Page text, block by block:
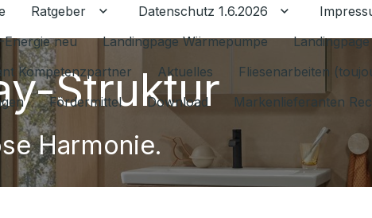
Ratgeber Untermenü für Ratgeber umschalten
Datenschutz 1.6.2026 Untermenü
Energie neu Landingpage Wärmepumpe
Kompetenzpartner
Aktuelles Fliesenarbeiten
Fördermittel Download Markenlieferanten
Struktur
Harmonie.